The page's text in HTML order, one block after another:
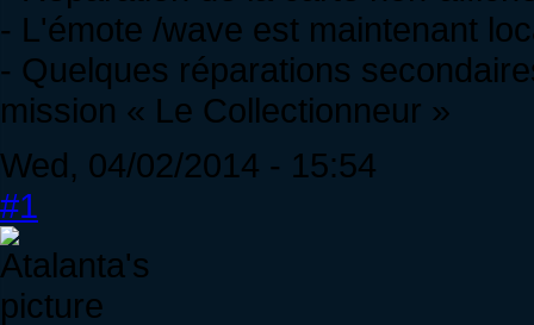
- L'émote /wave est maintenant
- Quelques réparations
mission « Le Collectionneur »
Wed, 04/02/2014 - 15:54
#1